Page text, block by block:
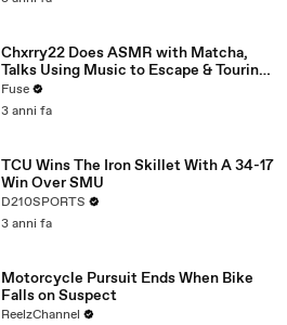
Chxrry22 Does ASMR with Matcha,
Talks Using Music to Escape & Touring
with The Weeknd
Fuse
3 anni fa
TCU Wins The Iron Skillet With A 34-17
Win Over SMU
D210SPORTS
3 anni fa
Motorcycle Pursuit Ends When Bike
Falls on Suspect
ReelzChannel